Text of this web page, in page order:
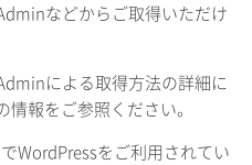
などからご取得いただけ
による取得方法の詳細に
報をご参照ください。
WordPressをご利用されてい